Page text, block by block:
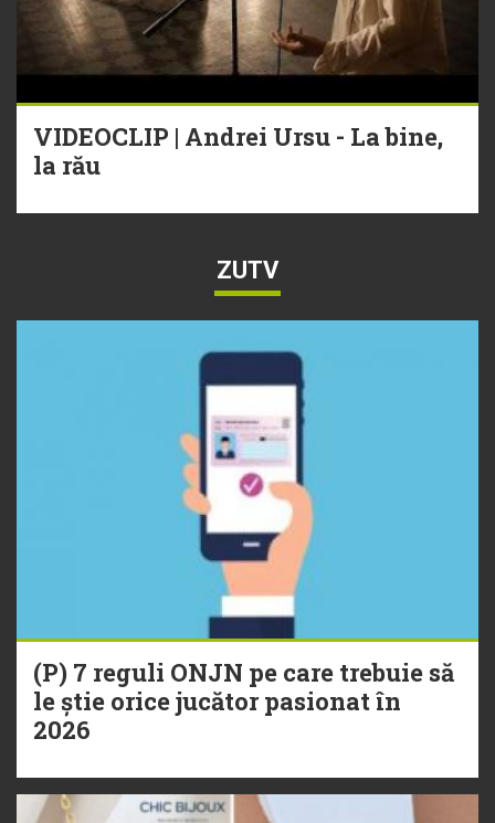
VIDEOCLIP | Andrei Ursu - La bine,
la rău
ZUTV
(P) 7 reguli ONJN pe care trebuie să
le știe orice jucător pasionat în
2026